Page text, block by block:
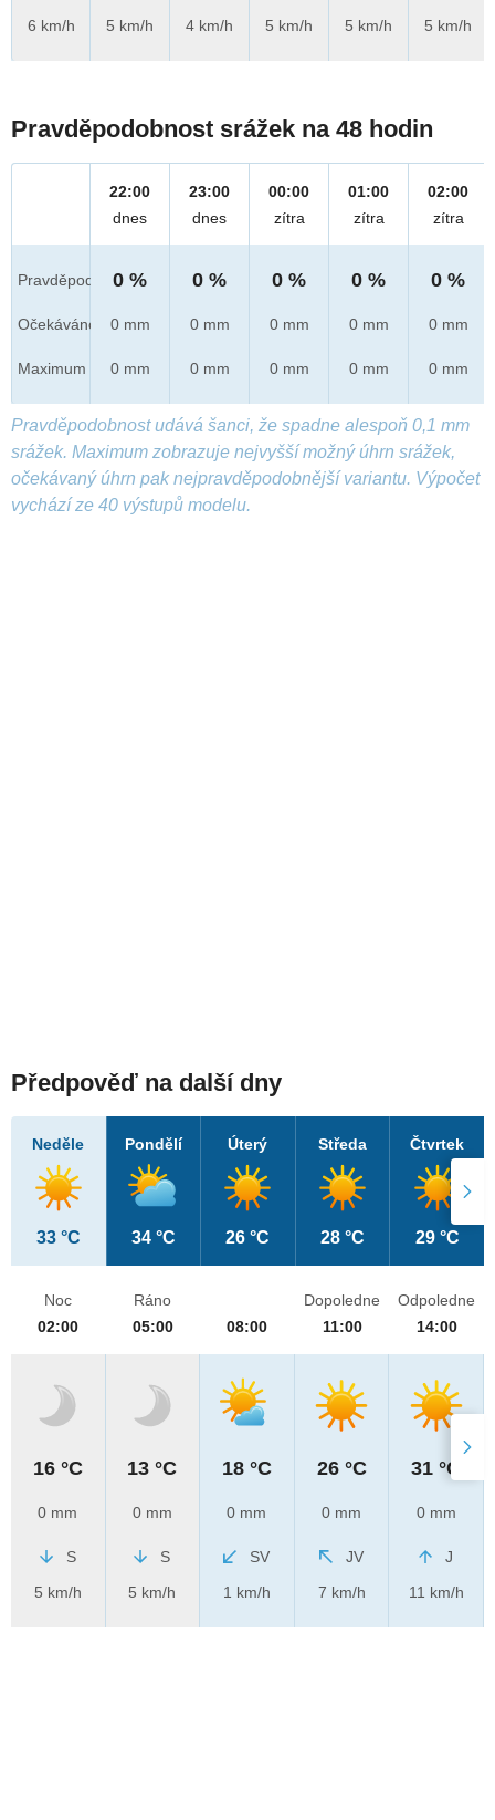
6 km/h
5 km/h
4 km/h
5 km/h
5 km/h
5 km/h
Pravděpodobnost srážek na 48 hodin
Pravděpod.
Očekáváno
Maximum
22:00
dnes
0 %
0 mm
0 mm
23:00
dnes
0 %
0 mm
0 mm
00:00
zítra
0 %
0 mm
0 mm
01:00
zítra
0 %
0 mm
0 mm
02:00
zítra
0 %
0 mm
0 mm
Pravděpodobnost udává šanci, že spadne alespoň 0,1 mm
srážek. Maximum zobrazuje nejvyšší možný úhrn srážek,
očekávaný úhrn pak nejpravděpodobnější variantu. Výpočet
vychází ze 40 výstupů modelu.
Předpověď na další dny
Neděle
33 °C
Pondělí
34 °C
Úterý
26 °C
Středa
28 °C
Čtvrtek
29 °C
Noc
02:00
16 °C
0 mm
S
5 km/h
Ráno
05:00
13 °C
0 mm
S
5 km/h
08:00
18 °C
0 mm
SV
1 km/h
Dopoledne
11:00
26 °C
0 mm
JV
7 km/h
Odpoledne
14:00
31 °C
0 mm
J
11 km/h